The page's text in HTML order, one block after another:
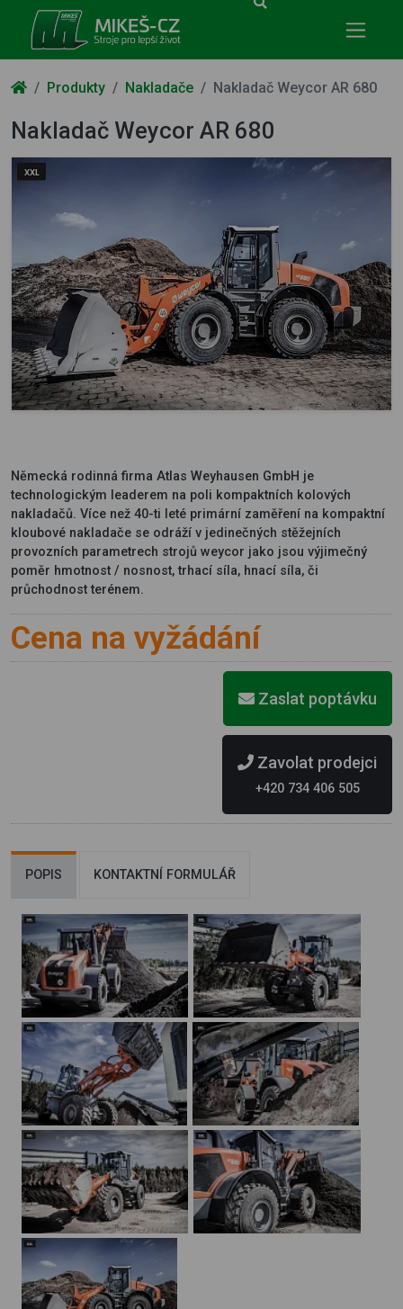
Produkty Nakladače Nakladač Weycor AR 680
Nakladač Weycor AR 680
Německá rodinná firma Atlas Weyhausen GmbH je
technologickým leaderem na poli kompaktních kolových
nakladačů. Více než 40-ti leté primární zaměření na kompaktní
kloubové nakladače se odráží v jedinečných stěžejních
provozních parametrech strojů weycor jako jsou výjimečný
poměr hmotnost / nosnost, trhací síla, hnací síla, či
průchodnost terénem.
Cena na vyžádání
Zaslat poptávku
Zavolat prodejci
+420 734 406 505
POPIS KONTAKTNÍ FORMULÁŘ